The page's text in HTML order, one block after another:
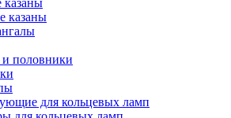
казаны
половники
для кольцевых ламп